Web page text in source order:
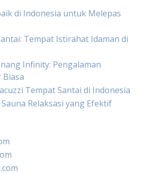
di Indonesia untuk Melepas
Tempat Istirahat Idaman di
Infinity: Pengalaman
Tempat Santai di Indonesia
Relaksasi yang Efektif